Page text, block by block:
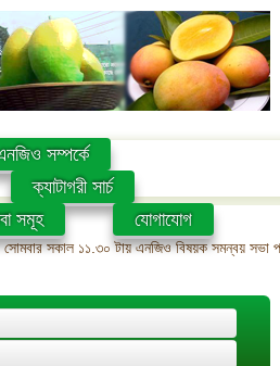
সম্পর্কে
ক্যাটাগরী সার্চ
সমূহ যোগাযোগ
সকাল ১১.৩০ টায় এনজিও বিষয়ক সমন্বয় সভা